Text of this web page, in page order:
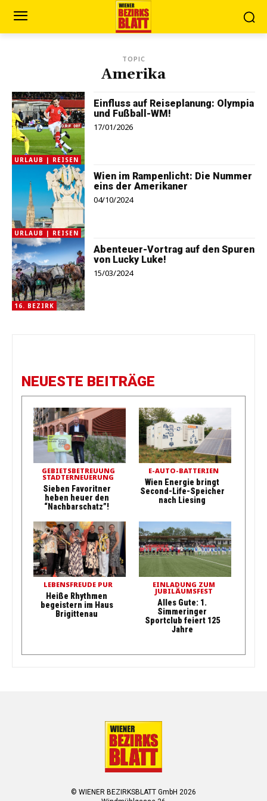
TOPIC
Amerika
URLAUB | REISEN
Einfluss auf Reiseplanung: Olympia
und Fußball-WM!
17/01/2026
URLAUB | REISEN
Wien im Rampenlicht: Die Nummer
eins der Amerikaner
04/10/2024
16. BEZIRK
Abenteuer-Vortrag auf den Spuren
von Lucky Luke!
15/03/2024
NEUESTE BEITRÄGE
GEBIETSBETREUUNG
STADTERNEUERUNG
Sieben Favoritner
heben heuer den
“Nachbarschatz”!
E-AUTO-BATTERIEN
Wien Energie bringt
Second-Life-Speicher
nach Liesing
LEBENSFREUDE PUR
Heiße Rhythmen
begeistern im Haus
Brigittenau
EINLADUNG ZUM
JUBILÄUMSFEST
Alles Gute: 1.
Simmeringer
Sportclub feiert 125
Jahre
© WIENER BEZIRKSBLATT GmbH 2026